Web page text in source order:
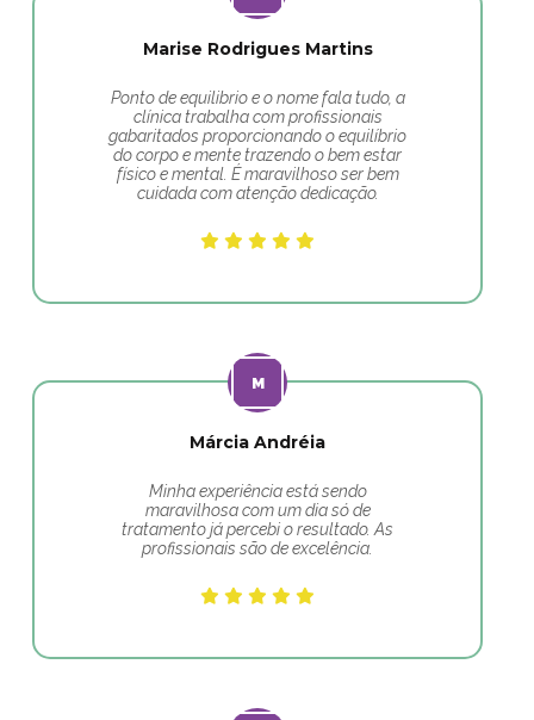
Marise Rodrigues Martins
Ponto de equilibrio e o nome fala tudo, a
clínica trabalha com profissionais
gabaritados proporcionando o equilíbrio
do corpo e mente trazendo o bem estar
físico e mental. É maravilhoso ser bem
cuidada com atenção dedicação.
Márcia Andréia
Minha experiência está sendo
maravilhosa com um dia só de
tratamento já percebi o resultado. As
profissionais são de excelência.